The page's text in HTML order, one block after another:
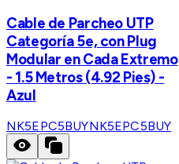
Cable de Parcheo UTP
Categoría 5e, con Plug
Modular en Cada Extremo
- 1.5 Metros (4.92 Pies) -
Azul
NK5EPC5BUYNK5EPC5BUY